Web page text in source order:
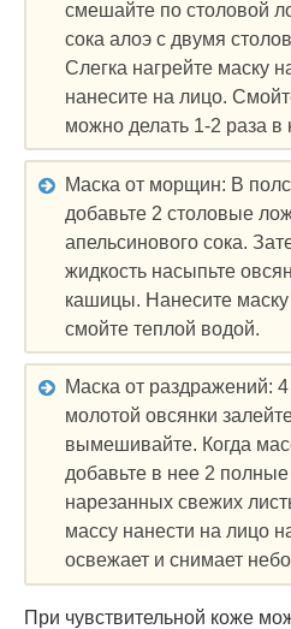
смешайте по столовой
сока алоэ с двумя
Слегка нагрейте маску
нанесите на лицо.
можно делать 1-2 раза в
Маска от морщин: В
добавьте 2 столовые
апельсинового сока.
жидкость насыпьте
кашицы. Нанесите
смойте теплой водой.
Маска от раздражений:
молотой овсянки
вымешивайте. Когда
добавьте в нее 2
нарезанных свежих
массу нанести на лицо
освежает и снимает
При чувствительной коже